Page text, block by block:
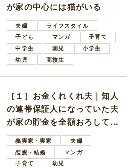
が家の中心には猫がいる
夫婦
ライフスタイル
子ども
マンガ
子育て
中学生
園児
小学生
幼児
高校生
［１］お金くれくれ夫｜知人
の連帯保証人になっていた夫
が家の貯金を全額おろしてほ
しいと言ってきた
義実家・実家
夫婦
恋愛・結婚
マンガ
子育て
幼児